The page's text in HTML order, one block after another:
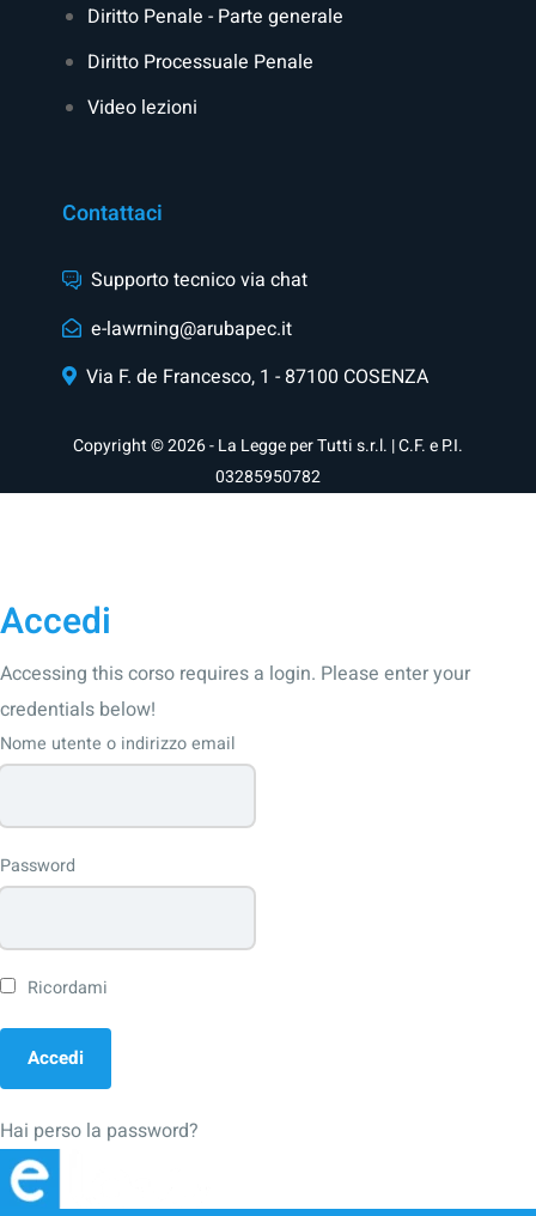
Diritto Penale - Parte generale
Diritto Processuale Penale
Video lezioni
Contattaci
Supporto tecnico via chat
e-lawrning@arubapec.it
Via F. de Francesco, 1 - 87100 COSENZA
Copyright © 2026 - La Legge per Tutti s.r.l. | C.F. e P.I.
03285950782
Accedi
Accessing this corso requires a login. Please enter your
credentials below!
Nome utente o indirizzo email
Password
Ricordami
Hai perso la password?